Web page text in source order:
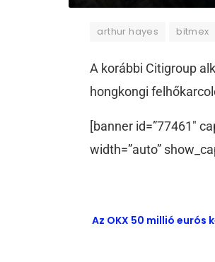
arthur hayes bitmex
A korábbi Citigroup
hongkongi
[banner id=”77461″
width=”auto”
Az OKX 50 millió